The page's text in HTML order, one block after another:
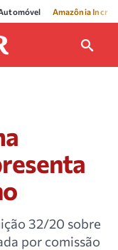
Amazônia
32/20 sobre
por comissão